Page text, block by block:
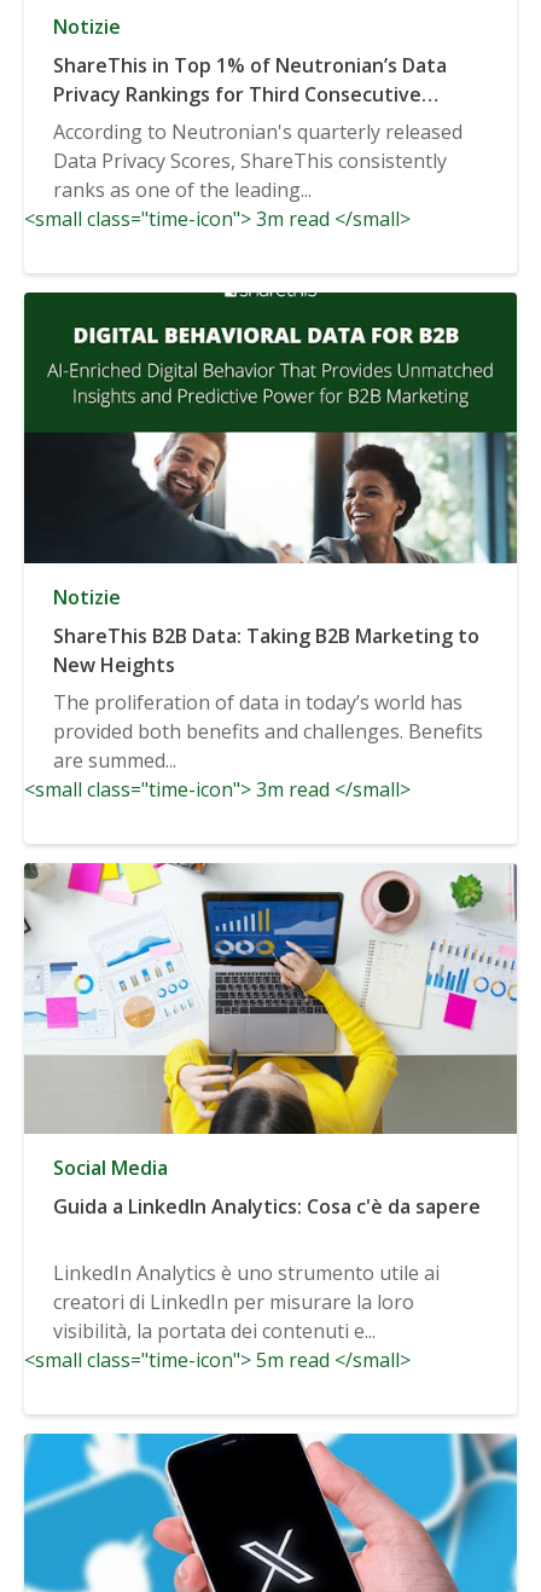
Notizie
ShareThis in Top 1% of Neutronian’s Data
Privacy Rankings for Third Consecutive
Quarter
According to Neutronian's quarterly released
Data Privacy Scores, ShareThis consistently
ranks as one of the leading...
<small class="time-icon"> 3m read </small>
Notizie
ShareThis B2B Data: Taking B2B Marketing to
New Heights
The proliferation of data in today’s world has
provided both benefits and challenges. Benefits
are summed...
<small class="time-icon"> 3m read </small>
Social Media
Guida a LinkedIn Analytics: Cosa c'è da sapere
LinkedIn Analytics è uno strumento utile ai
creatori di LinkedIn per misurare la loro
visibilità, la portata dei contenuti e...
<small class="time-icon"> 5m read </small>